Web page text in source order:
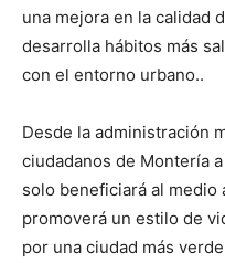
una mejora en la calidad
desarrolla hábitos más
con el entorno urbano..
Desde la administración
ciudadanos de Montería
solo beneficiará al medio
promoverá un estilo de
por una ciudad más